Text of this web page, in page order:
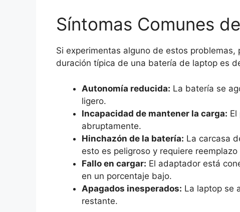
Síntomas Comunes
Si experimentas alguno de estos
duración típica de una batería de laptop es
Autonomía reducida: La batería se
ligero.
Incapacidad de mantener la carga:
abruptamente.
Hinchazón de la batería: La carcasa
esto es peligroso y requiere
Fallo en cargar: El adaptador está
en un porcentaje bajo.
Apagados inesperados: La laptop se
restante.